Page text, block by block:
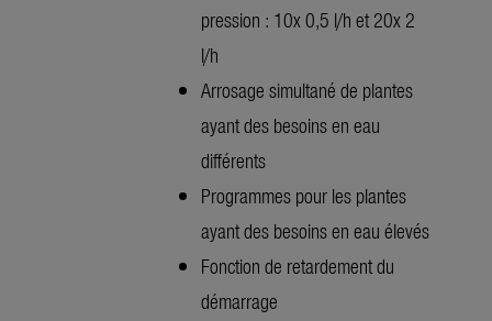
pression : 10x 0,5 l/h et 20x 2
l/h
Arrosage simultané de plantes
ayant des besoins en eau
différents
Programmes pour les plantes
ayant des besoins en eau élevés
Fonction de retardement du
démarrage